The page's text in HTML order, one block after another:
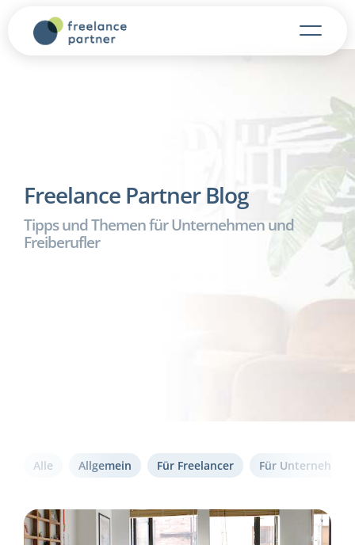
Freelance Partner Blog
Tipps und Themen für Unternehmen und
Freiberufler
Alle Allgemein Für Freelancer Für Unternehmen